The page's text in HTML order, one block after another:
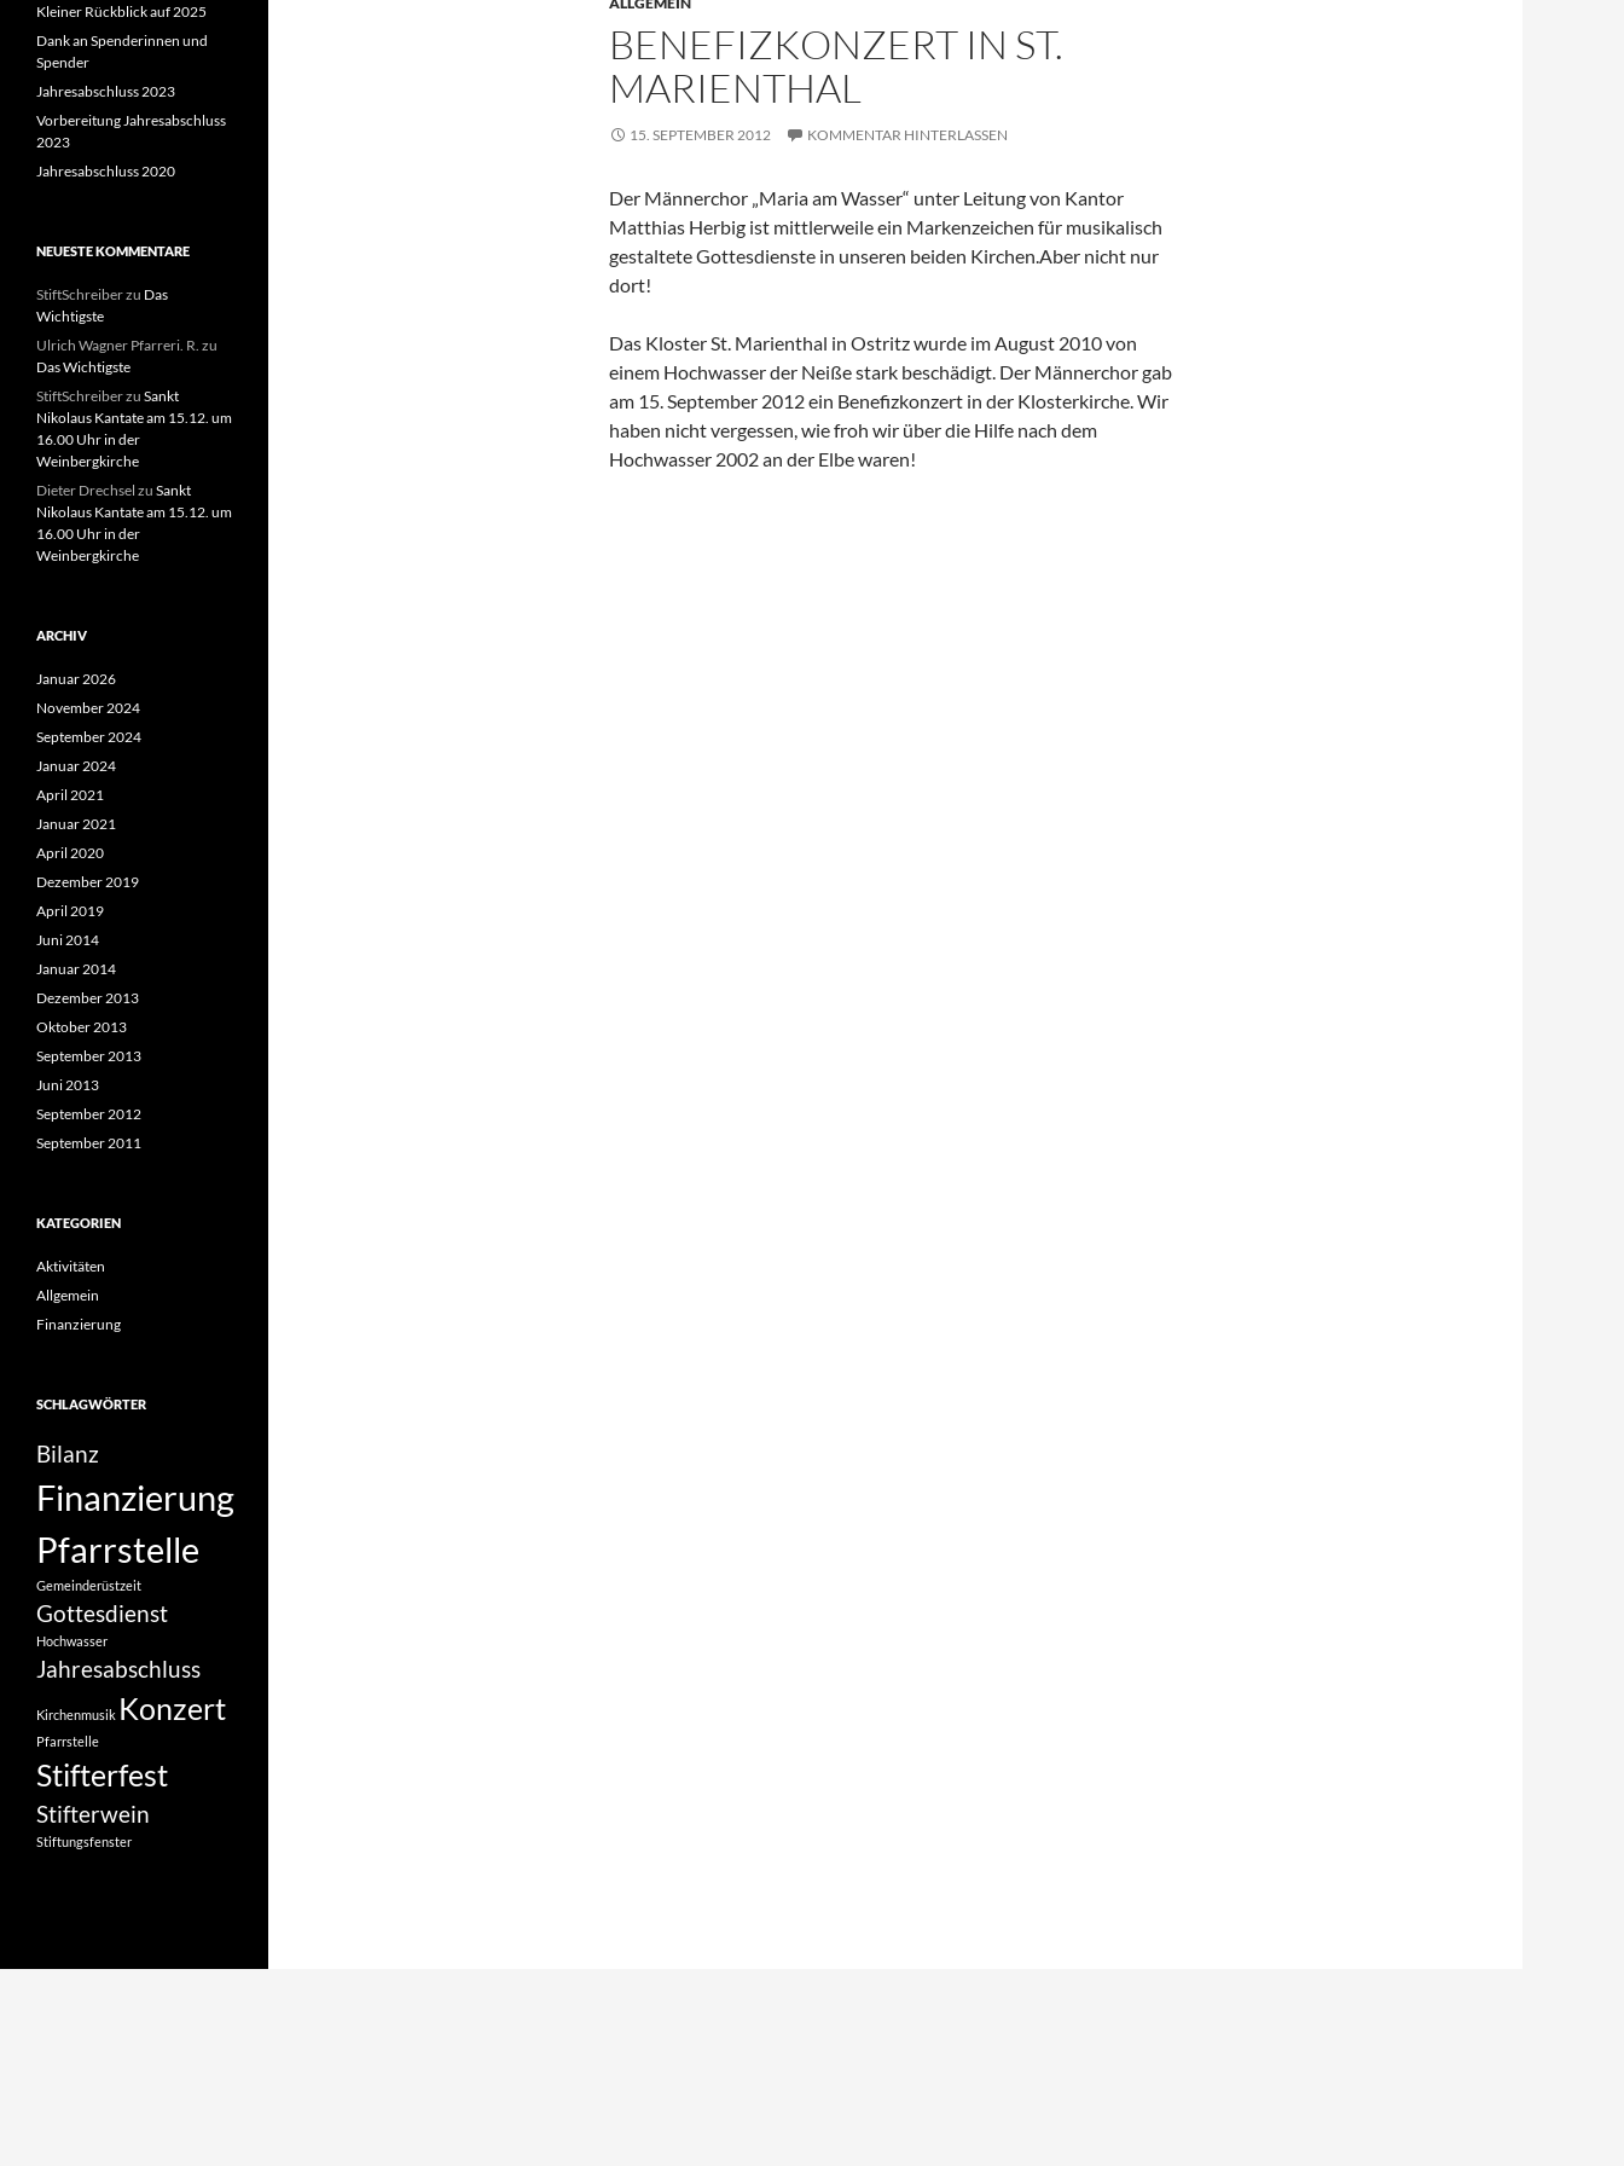
BENEFIZKONZERT IN ST.
MARIENTHAL
15. SEPTEMBER 2012 KOMMENTAR HINTERLASSEN
Der Männerchor „Maria am Wasser“ unter Leitung von Kantor
Matthias Herbig ist mittlerweile ein Markenzeichen für musikalisch
gestaltete Gottesdienste in unseren beiden Kirchen.Aber nicht nur
dort!
Das Kloster St. Marienthal in Ostritz wurde im August 2010 von
einem Hochwasser der Neiße stark beschädigt. Der Männerchor gab
am 15. September 2012 ein Benefizkonzert in der Klosterkirche. Wir
haben nicht vergessen, wie froh wir über die Hilfe nach dem
Hochwasser 2002 an der Elbe waren!
Kleiner Rückblick auf 2025
Dank an Spenderinnen und
Spender
Jahresabschluss 2023
Vorbereitung Jahresabschluss
2023
Jahresabschluss 2020
NEUESTE KOMMENTARE
StiftSchreiberzu Das
Wichtigste
Ulrich Wagner Pfarreri. R. zu
Das Wichtigste
StiftSchreiberzu Sankt
Nikolaus Kantate am 15.12. um
16.00 Uhr in der
Weinbergkirche
Dieter Drechsel zu Sankt
Nikolaus Kantate am 15.12. um
16.00 Uhr in der
Weinbergkirche
ARCHIV
Januar 2026
November 2024
September 2024
Januar 2024
April 2021
Januar 2021
April 2020
Dezember 2019
April 2019
Juni 2014
Januar 2014
Dezember 2013
Oktober 2013
September 2013
Juni 2013
September 2012
September 2011
KATEGORIEN
Aktivitäten
Allgemein
Finanzierung
SCHLAGWÖRTER
Bilanz
Finanzierung
Pfarrstelle
Gemeinderüstzeit
Gottesdienst
Hochwasser
Jahresabschluss
Kirchenmusik Konzert
Pfarrstelle
Stifterfest
Stifterwein
Stiftungsfenster